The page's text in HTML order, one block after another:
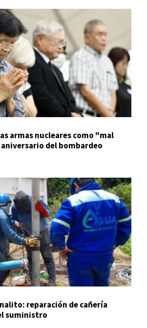
armas nucleares como "mal
del bombardeo
reparación de cañería
suministro